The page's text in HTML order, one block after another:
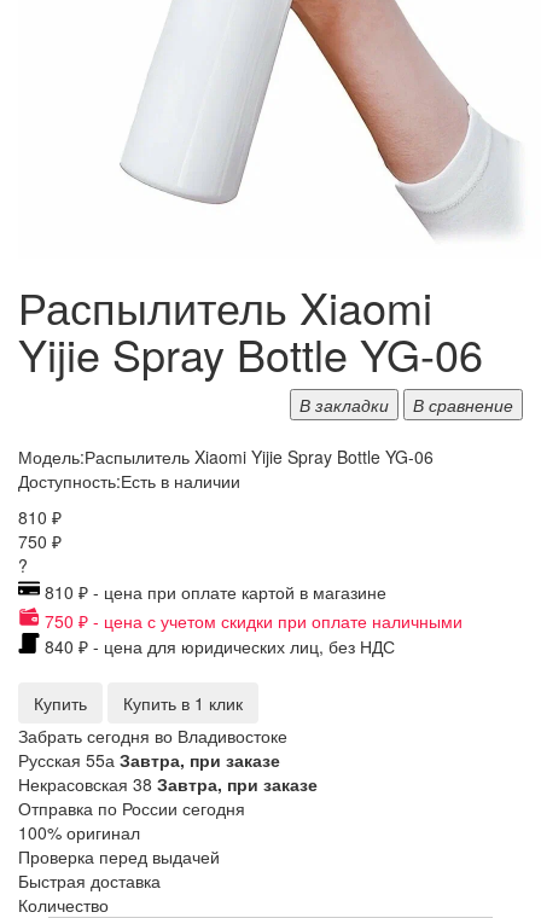
Распылитель Xiaomi
Yijie Spray Bottle YG-06
В закладки В сравнение
Модель:Распылитель Xiaomi Yijie Spray Bottle YG-06
Доступность:Есть в наличии
810 ₽
750 ₽
?
810 ₽ - цена при оплате картой в магазине
750 ₽ - цена с учетом скидки при оплате наличными
840 ₽ - цена для юридических лиц, без НДС
Купить
Купить в 1 клик
Забрать сегодня во Владивостоке
Русская 55а Завтра, при заказе
Некрасовская 38 Завтра, при заказе
Отправка по России сегодня
100% оригинал
Проверка перед выдачей
Быстрая доставка
Количество